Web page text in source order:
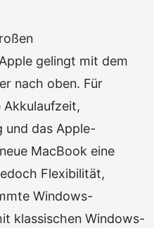
gelingt mit dem
nach oben. Für
Akkulaufzeit,
und das Apple-
MacBook eine
Flexibilität,
Windows-
klassischen Windows-